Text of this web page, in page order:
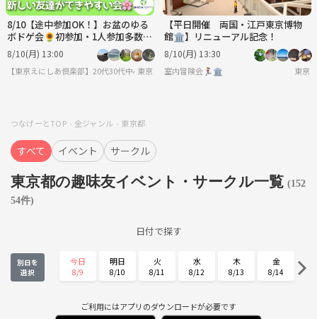
8/10【途中参加OK！】お盆のゆる
ボドゲ会🌻初参加・1人参加多数
✨夏の交流イベント♫
8/10(月) 13:00
【東京えにしあ倶楽部】20代30代中心！社会人のための“もうひとつの居場所”
東京
【平日開催 両国・江戸東京博物
館🏛️】リニューアル記念！
8/10(月) 13:30
室内冒険会🏃‍♀️🏛 東京
つなげーとTOP 全ジャンル 東京都
すべて イベント サークル
東京都の趣味友イベント・サークル一覧 (152
54件)
日付で探す
別日を
選択
今日
8/9
明日
8/10
火
8/11
水
8/12
木
8/13
金
8/14
8/15 8/16 8/17 8/18 8/19
ご利用にはアプリのダウンロードが必要です